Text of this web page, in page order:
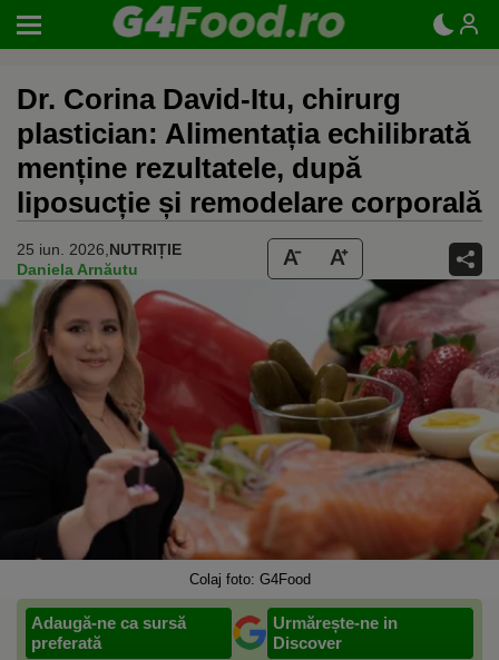
Dr. Corina David-Itu, chirurg
plastician: Alimentația echilibrată
menține rezultatele, după
liposucție și remodelare corporală
25 iun. 2026, NUTRIȚIE
Daniela Arnăutu
Colaj foto: G4Food
Adaugă-ne ca sursă
preferată
Urmărește-ne in
Discover